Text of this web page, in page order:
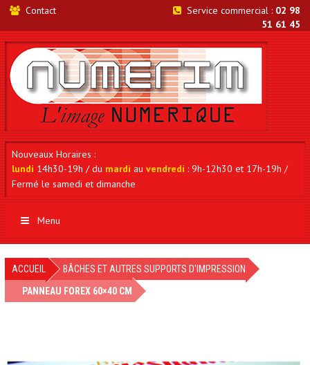
Contact Service commercial : 02 98
51 61 45
Nouveaux Horaires :
lundi 14h30-19h / du mardi auvendredi : 9h-12h30 et 17h-19h /
Fermé le samedi et dimanche
Menu
ACCUEIL
BÂCHES ET AUTRES SUPPORTS D'IMPRESSION
PANNEAU FOREX 60×40 CM